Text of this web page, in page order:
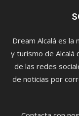
Dream Alcalá es
y turismo de Alcalá
de las redes
de noticias por